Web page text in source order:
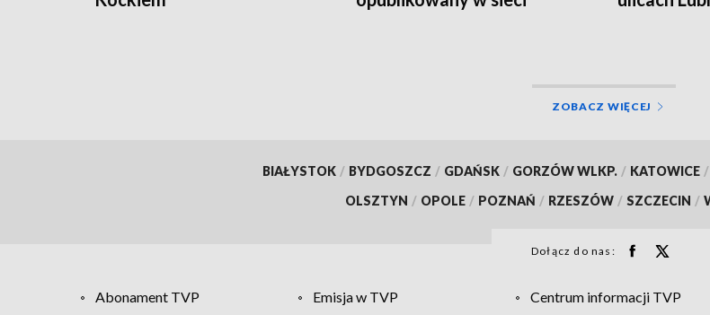
ZOBACZ WIĘCEJ
BIAŁYSTOK / BYDGOSZCZ / GDAŃSK / GORZÓW WLKP. / KATOWICE /
OLSZTYN / OPOLE / POZNAŃ / RZESZÓW / SZCZECIN /
Dołącz do nas:
Abonament TVP Emisja w TVP Centrum informacji TVP